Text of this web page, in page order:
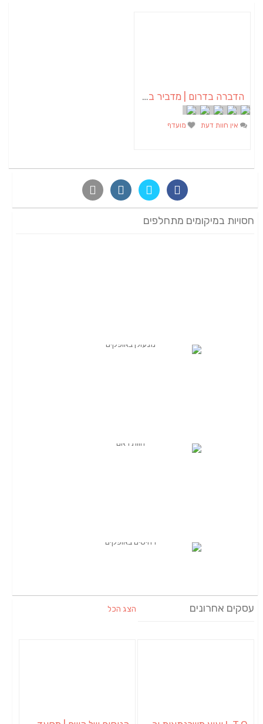
הדברה בדרום | מדביר בדרום – א.א הדברות
אין חוות דעת מועדף
חסויות במיקומים מתחלפים
עסקים אחרונים הצג הכל